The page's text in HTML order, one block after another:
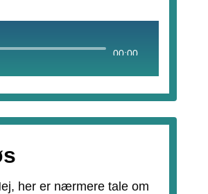
Lydafspiller00:00
her er nærmere tale om